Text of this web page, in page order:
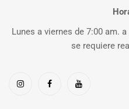
Lunes a viernes de 7:00 am.
se requiere